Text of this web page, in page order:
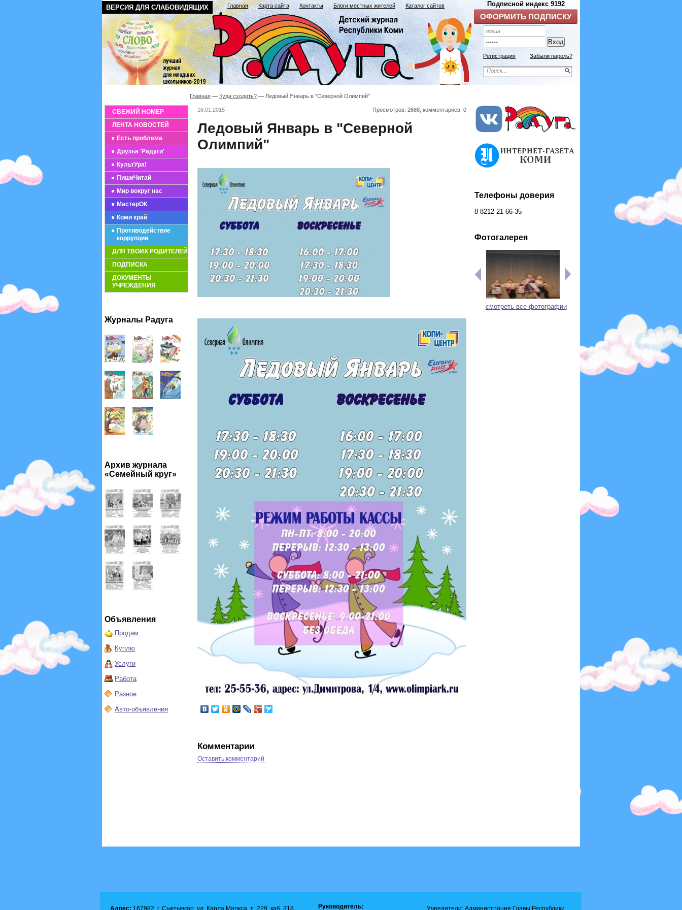
Подписной индекс 9192
ОФОРМИТЬ ПОДПИСКУ
ВЕРСИЯ ДЛЯ СЛАБОВИДЯЩИХ Главная Карта сайта Контакты Блоги местных жителей Каталог сайтов
Регистрация Забыли пароль?
СВЕЖИЙ НОМЕР
ЛЕНТА НОВОСТЕЙ
Есть проблема
Друзья 'Радуги'
КультУра!
ПишиЧитай
Мир вокруг нас
МастерОК
Коми край
Противодействие
коррупции
ДЛЯ ТВОИХ РОДИТЕЛЕЙ
ПОДПИСКА
ДОКУМЕНТЫ
УЧРЕЖДЕНИЯ
Журналы Радуга
Архив журнала
«Семейный круг»
Объявления
Продам
Куплю
Услуги
Работа
Разное
Авто-объявления
Главная Куда сходить? Ледовый Январь в "Северной Олимпий"
16.01.2015 Просмотров: 2688, комментариев: 0
Ледовый Январь в "Северной
Олимпий"
Комментарии
Оставить комментарий
Телефоны доверия
8 8212 21-66-35
Фотогалерея
смотреть все фотографии
Адрес: 167982, г. Сыктывкар, ул. Карла Маркса, д. 229, каб. 318, Руководитель: Учредители: Администрация Главы Республики